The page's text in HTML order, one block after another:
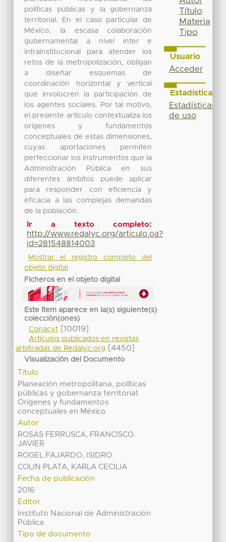
políticas públicas y la gobernanza
territorial. En el caso particular de
México, la escasa colaboración
gubernamental a nivel inter e
intrainstitucional para atender los
retos de la metropolización, obligan
a diseñar esquemas de
coordinación horizontal y vertical
que involucren la participación de
los agentes sociales. Por tal motivo,
el presente artículo contextualiza los
orígenes y fundamentos
conceptuales de estas dimensiones,
cuyas aportaciones permiten
perfeccionar los instrumentos que la
Administración Pública en sus
diferentes ámbitos puede aplicar
para responder con eficiencia y
eficacia a las complejas demandas
de la población.
Ir a texto completo:
http://www.redalyc.org/articulo.oa?
id=281548814003
Mostrar el registro completo del
objeto digital
Ficheros en el objeto digital
Este ítem aparece en la(s) siguiente(s)
colección(ones)
Conacyt[10019]
Artículos publicados en revistas
arbitradas de Redalyc.org
[4450]
Visualización del Documento
Título
Planeación metropolitana, políticas
públicas y gobernanza territorial:
Orígenes y fundamentos
conceptuales en México
Autor
ROSAS FERRUSCA, FRANCISCO
JAVIER
ROGEL FAJARDO, ISIDRO
COLIN PLATA, KARLA CECILIA
Fecha de publicación
2016
Editor
Instituto Nacional de Administración
Pública
Tipo de documento
Título
Materia
Tipo
Usuario
Acceder
Estadísticas
Estadísticas
de uso